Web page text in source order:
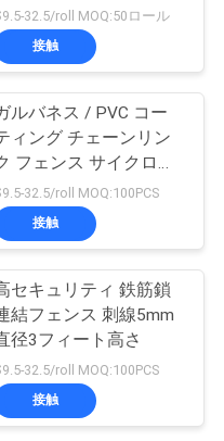
シュ
87
635
ライプ
32.5/roll MOQ:50ロール
接触
ルバネス / PVC コー
ィング チェーンリン
フェンス サイクロン
ェンス 3 フィート 高
32.5/roll MOQ:100PCS
接触
セキュリティ 鉄筋鎖
結フェンス 刺線5mm
径3フィート高さ
32.5/roll MOQ:100PCS
接触